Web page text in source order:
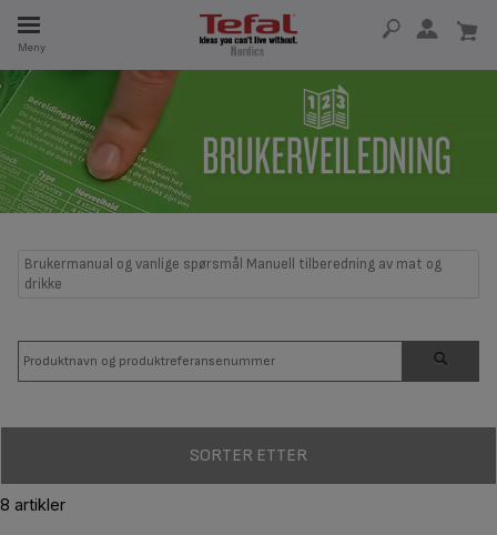
Meny
ÅR
Brukermanual og vanlige spørsmål Manuell tilberedning av mat og
drikke
SORTER ETTER
8 artikler